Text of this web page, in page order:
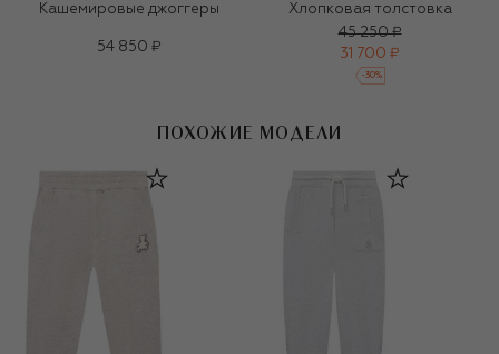
Кашемировые джоггеры
54 850 ₽
Хлопковая толстовка
45 250 ₽
31 700 ₽
-30%
ПОХОЖИЕ МОДЕЛИ